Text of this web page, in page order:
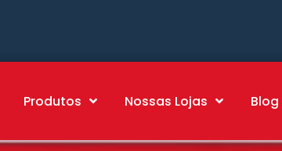
Produtos Nossas Lojas Blog